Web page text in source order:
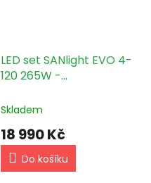
LED set SANlight EVO 4-
120 265W -
Skladem
18 990 Kč
Do košíku